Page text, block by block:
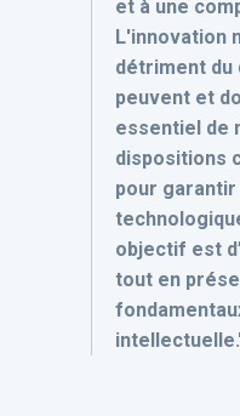
et à une
L'innovation
détriment du
peuvent et
essentiel de
dispositions
pour
objectif est
tout en